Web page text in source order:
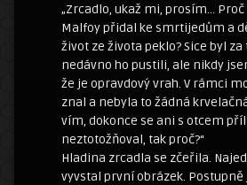
„Zrcadlo, ukaž mi, prosím… Proč
Malfoy přidal ke smrtijedům a
život ze života peklo? Sice byl za
nedávno ho pustili, ale nikdy
že je opravdový vrah. V rámci
znal a nebyla to žádná
vím, dokonce se ani s otcem
neztotožňoval, tak proč?“
Hladina zrcadla se zčeřila.
vyvstal první obrázek.